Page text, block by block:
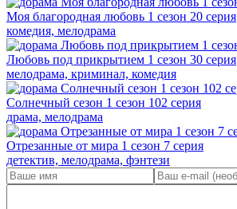
Моя благородная любовь 1 сезон 20 серия
комедия, мелодрама
Любовь под прикрытием 1 сезон 30 серия
мелодрама, криминал, комедия
Солнечный сезон 1 сезон 102 серия
драма, мелодрама
Отрезанные от мира 1 сезон 7 серия
детектив, мелодрама, фэнтези